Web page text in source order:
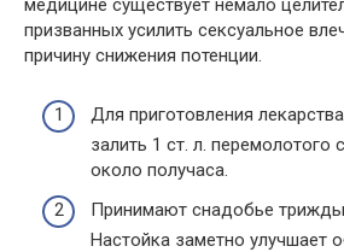
медицине существует немало
призванных усилить сексуальное
причину снижения потенции.
Для приготовления
залить 1 ст. л. перемолотого
около получаса.
Принимают снадобье
Настойка заметно улучшает